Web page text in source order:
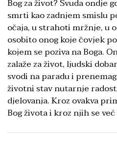
Bog za život? Svuda ondje
smrti kao zadnjem smislu
očaja, u strahoti mržnje, u
osobito onog koje čovjek
kojem se poziva na Boga.
zalaže za život, ljudski
svodi na paradu i
životni stav nutarnje
djelovanja. Kroz ovakva
Bog života i kroz njih se